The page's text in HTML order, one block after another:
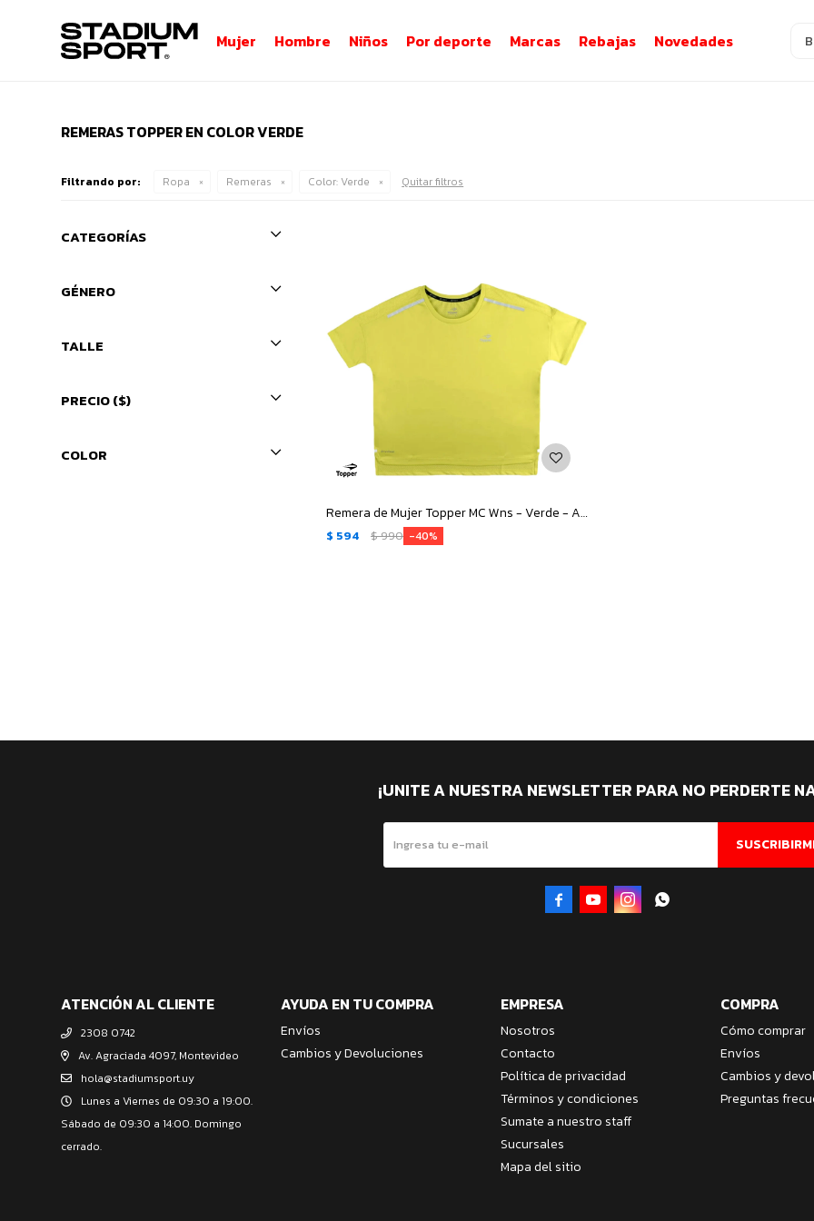
Mujer Hombre Niños Por deporte Marcas Rebajas Novedades
REMERAS TOPPER EN COLOR VERDE
Filtrando por: Ropa Remeras Color: Verde Quitar filtros
Remera de Mujer Topper MC Wns - Verde - Amarillo Lima
$ 594 $990 40
CATEGORÍAS
GÉNERO
TALLE
PRECIO($)
COLOR
ATENCIÓN AL CLIENTE
2308 0742
Av. Agraciada 4097, Montevideo
hola@stadiumsport.uy
Lunes a Viernes de 09:30 a 19:00.
Sábado de 09:30 a 14:00. Domingo
cerrado.
AYUDA EN TU COMPRA
Envíos
Cambios y Devoluciones
EMPRESA
Nosotros
Contacto
Política de privacidad
Términos y condiciones
Sumate a nuestro staff
Sucursales
Mapa del sitio
COMPRA
Cómo comprar
Envíos
Cambios y
Preguntas
¡UNITE A NUESTRA NEWSLETTER PARA NO PERDERTE
   